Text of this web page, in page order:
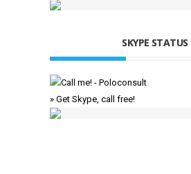
SKYPE STATUS
» Get Skype, call free!